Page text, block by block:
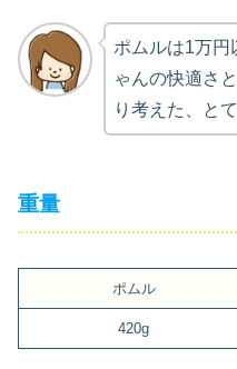
ポムルは1万円
ゃんの快適さ
り考えた、と
重量
ポムル
420g